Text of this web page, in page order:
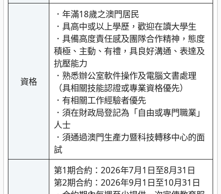
資格
．年滿18歲之澳門居民
．具高中或以上學歷，歡迎在讀大學生
．具備高度責任感及團隊合作精神，態度
積極、主動、有禮，具良好溝通、表達及
抗壓能力
．熟悉辦公室軟件操作及電腦文書處理
（具相關技能認證或專業資格優先）
．有相關工作經驗者優先
．須在財政局登記為「自由或專門職業」
人士
．須通過澳門生產力暨科技轉移中心的面
試
第1期合約：2026年7月1日至8月31日
第2期合約：2026年9月1日至10月31日